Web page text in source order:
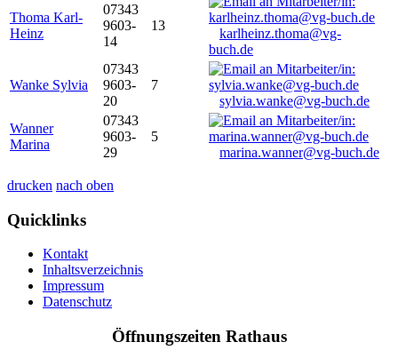
Thoma Karl-
Heinz
07343
9603-
14
13
karlheinz.thoma@vg-
buch.de
Wanke Sylvia
07343
9603-
20
7
sylvia.wanke@vg-buch.de
Wanner
Marina
07343
9603-
29
5
marina.wanner@vg-buch.de
drucken nach oben
Quicklinks
Kontakt
Inhaltsverzeichnis
Impressum
Datenschutz
Öffnungszeiten Rathaus